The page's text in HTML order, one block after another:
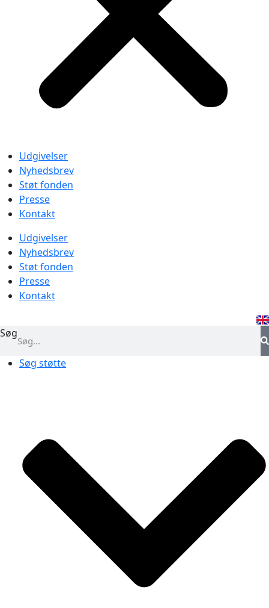
Udgivelser
Nyhedsbrev
Støt fonden
Presse
Kontakt
Udgivelser
Nyhedsbrev
Støt fonden
Presse
Kontakt
Søg
Søg støtte